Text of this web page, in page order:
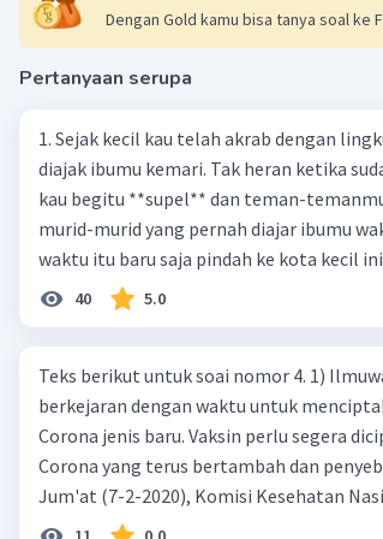
Dengan Gold kamu bisa tanya soal ke
Pertanyaan serupa
1. Sejak kecil kau telah akrab dengan
diajak ibumu kemari. Tak heran ketika
kau begitu **supel** dan teman-
murid-murid yang pernah diajar ibumu
waktu itu baru saja pindah ke kota kecil
40 5.0
Teks berikut untuk soai nomor 4. 1)
berkejaran dengan waktu untuk
Corona jenis baru. Vaksin perlu segera
Corona yang terus bertambah dan
Jum'at (7-2-2020), Komisi Kesehatan
akibat virus Corona baru telah mencapai